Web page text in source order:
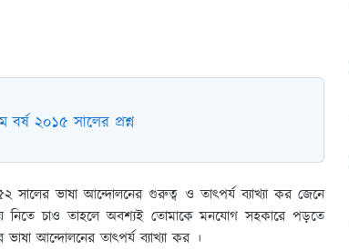
বর্ষ ২০১৫ সালের প্রশ্ন
সালের ভাষা আন্দোলনের গুরুত্ব ও তাৎপর্য ব্যাখ্যা কর জেনে
নিতে চাও তাহলে অবশ্যই তোমাকে মনযোগ সহকারে পড়তে
আন্দোলনের তাৎপর্য ব্যাখ্যা কর ।